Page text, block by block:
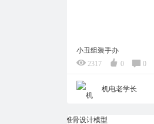
小丑组装手办
2317
0 0
机电老学长